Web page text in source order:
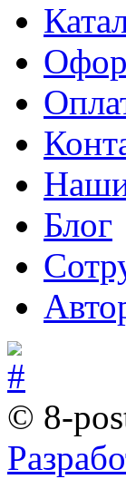
Блог
© 8-